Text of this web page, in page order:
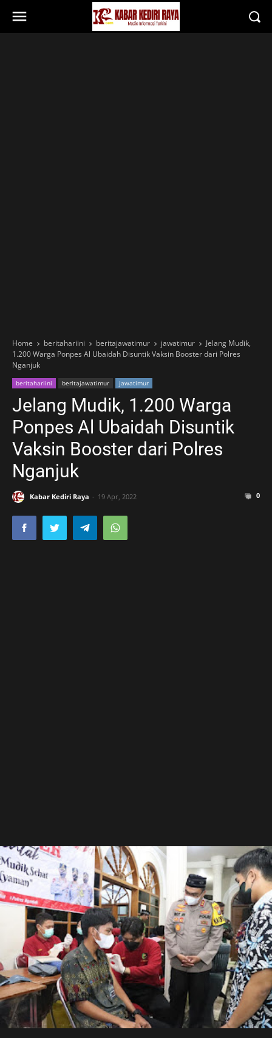
Home beritahariini beritajawatimur jawatimur
Jelang Mudik,
1.200 Warga Ponpes Al Ubaidah Disuntik Vaksin Booster dari Polres
Nganjuk
beritahariini beritajawatimur jawatimur
Jelang Mudik, 1.200 Warga
Ponpes Al Ubaidah Disuntik
Vaksin Booster dari Polres
Nganjuk
Kabar Kediri Raya 19 Apr, 2022 0